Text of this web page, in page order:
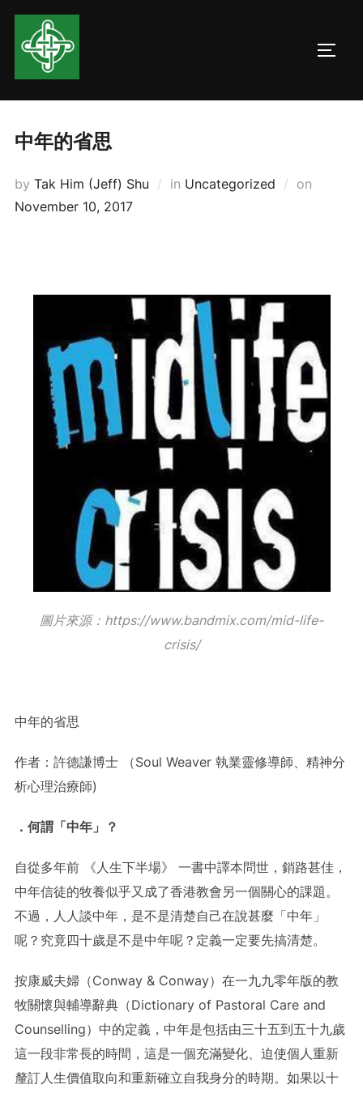
Skip
content
中年的省思
by Tak Him (Jeff) Shu in Uncategorized onPosted
November 10, 2017
圖片來源：https://www.bandmix.com/mid-life-
crisis/
中年的省思
作者：許德謙博士 （Soul Weaver 執業靈修導師、精神分
析心理治療師)
． 何謂「中年」？
自從多年前 《人生下半場》 一書中譯本問世，銷路甚佳，
中年信徒的牧養似乎又成了香港教會另一個關心的課題。
不過，人人談中年，是不是清楚自己在說甚麼「中年」
呢？究竟四十歲是不是中年呢？定義一定要先搞清楚。
按康威夫婦（Conway & Conway）在一九九零年版的教
牧關懷與輔導辭典（Dictionary of Pastoral Care and
Counselling）中的定義，中年是包括由三十五到五十九歲
這一段非常長的時間，這是一個充滿變化、迫使個人重新
釐訂人生價值取向和重新確立自我身分的時期。如果以十